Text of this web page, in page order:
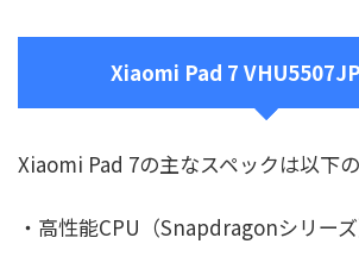
Xiaomi Pad 7
Xiaomi Pad 7の主なスペックは以下の
・高性能CPU（Snapdragonシリーズ